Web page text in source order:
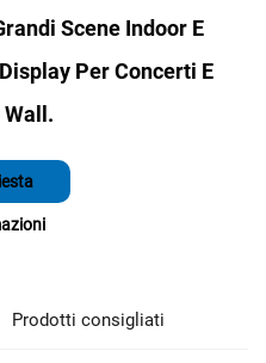
Scene Indoor E
Per Concerti E
Prodotti consigliati